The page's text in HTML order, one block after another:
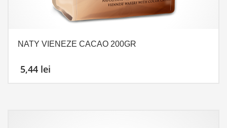
NATY VIENEZE CACAO 200GR
5,44 lei